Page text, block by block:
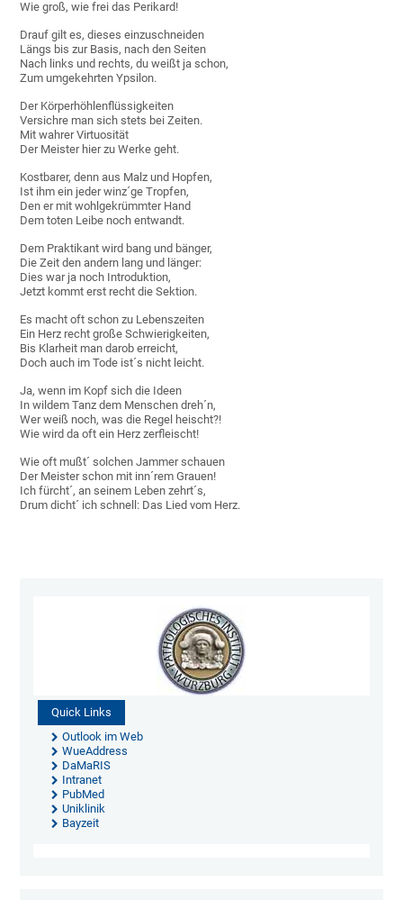
Wie groß, wie frei das Perikard!
Drauf gilt es, dieses einzuschneiden
Längs bis zur Basis, nach den Seiten
Nach links und rechts, du weißt ja schon,
Zum umgekehrten Ypsilon.
Der Körperhöhlenflüssigkeiten
Versichre man sich stets bei Zeiten.
Mit wahrer Virtuosität
Der Meister hier zu Werke geht.
Kostbarer, denn aus Malz und Hopfen,
Ist ihm ein jeder winz´ge Tropfen,
Den er mit wohlgekrümmter Hand
Dem toten Leibe noch entwandt.
Dem Praktikant wird bang und bänger,
Die Zeit den andern lang und länger:
Dies war ja noch Introduktion,
Jetzt kommt erst recht die Sektion.
Es macht oft schon zu Lebenszeiten
Ein Herz recht große Schwierigkeiten,
Bis Klarheit man darob erreicht,
Doch auch im Tode ist´s nicht leicht.
Ja, wenn im Kopf sich die Ideen
In wildem Tanz dem Menschen dreh´n,
Wer weiß noch, was die Regel heischt?!
Wie wird da oft ein Herz zerfleischt!
Wie oft mußt´ solchen Jammer schauen
Der Meister schon mit inn´rem Grauen!
Ich fürcht´, an seinem Leben zehrt´s,
Drum dicht´ ich schnell: Das Lied vom Herz.
Quick Links
Outlook im Web
WueAddress
DaMaRIS
Intranet
PubMed
Uniklinik
Bayzeit